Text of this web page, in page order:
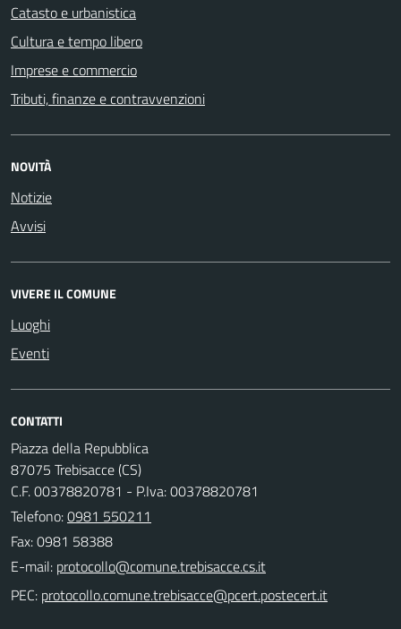
Catasto e urbanistica
Cultura e tempo libero
Imprese e commercio
Tributi, finanze e contravvenzioni
NOVITÀ
Notizie
Avvisi
VIVERE IL COMUNE
Luoghi
Eventi
CONTATTI
Piazza della Repubblica
87075 Trebisacce (CS)
C.F. 00378820781 - P.Iva: 00378820781
Telefono:0981 550211
Fax: 0981 58388
E-mail:
PEC: